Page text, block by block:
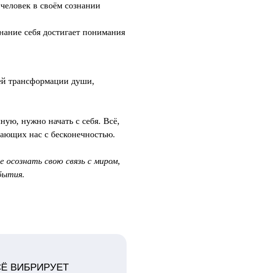
в своём сознании
себя достигает понимания
трансформации души,
нужно начать с себя. Всё,
нас с бесконечностью.
свою связь с миром,
ВИБРИРУЕТ